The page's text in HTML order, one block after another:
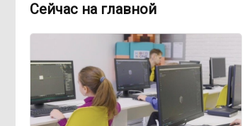
16:00, 4 августа «Ребёнок должен
хотеть учиться, а не просто идти в
школу с рюкзаком»: детский
психолог Наталья Малинина о
готовности к школе
Сейчас на главной